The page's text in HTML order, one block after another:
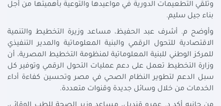
وتلقي التطعيمات الدورية في مواعيدها والتوعية بأهميتها من أجل
بناء جيل سليم.
وأوضح م. أشرف عبد الحفيظ، مساعد وزيرة التخطيط والتنمية
الاقتصادية للتحول الرقمي والبنية المعلوماتية والمدير التنفيذي
للمركز الوطني للبنية المعلوماتية لمنظومة التخطيط المصرية، أن
وزارة التخطيط تعمل على دعم عمليات التحول الرقمي وتوفير كل
سبل الدعم لتطوير النظام الصحي في مصر وتحسين كفاءة أداء
الخدمات من خلال وسائل جديدة وقنوات متعددة.